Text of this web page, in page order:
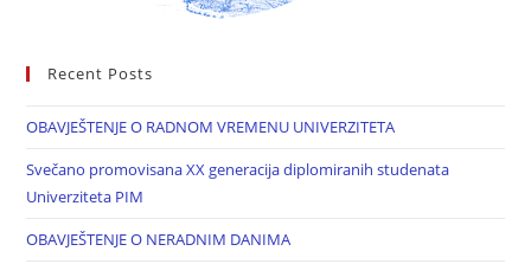
Recent Posts
OBAVJEŠTENJE O RADNOM VREMENU UNIVERZITETA
Svečano promovisana XX generacija diplomiranih studenata
Univerziteta PIM
OBAVJEŠTENJE O NERADNIM DANIMA